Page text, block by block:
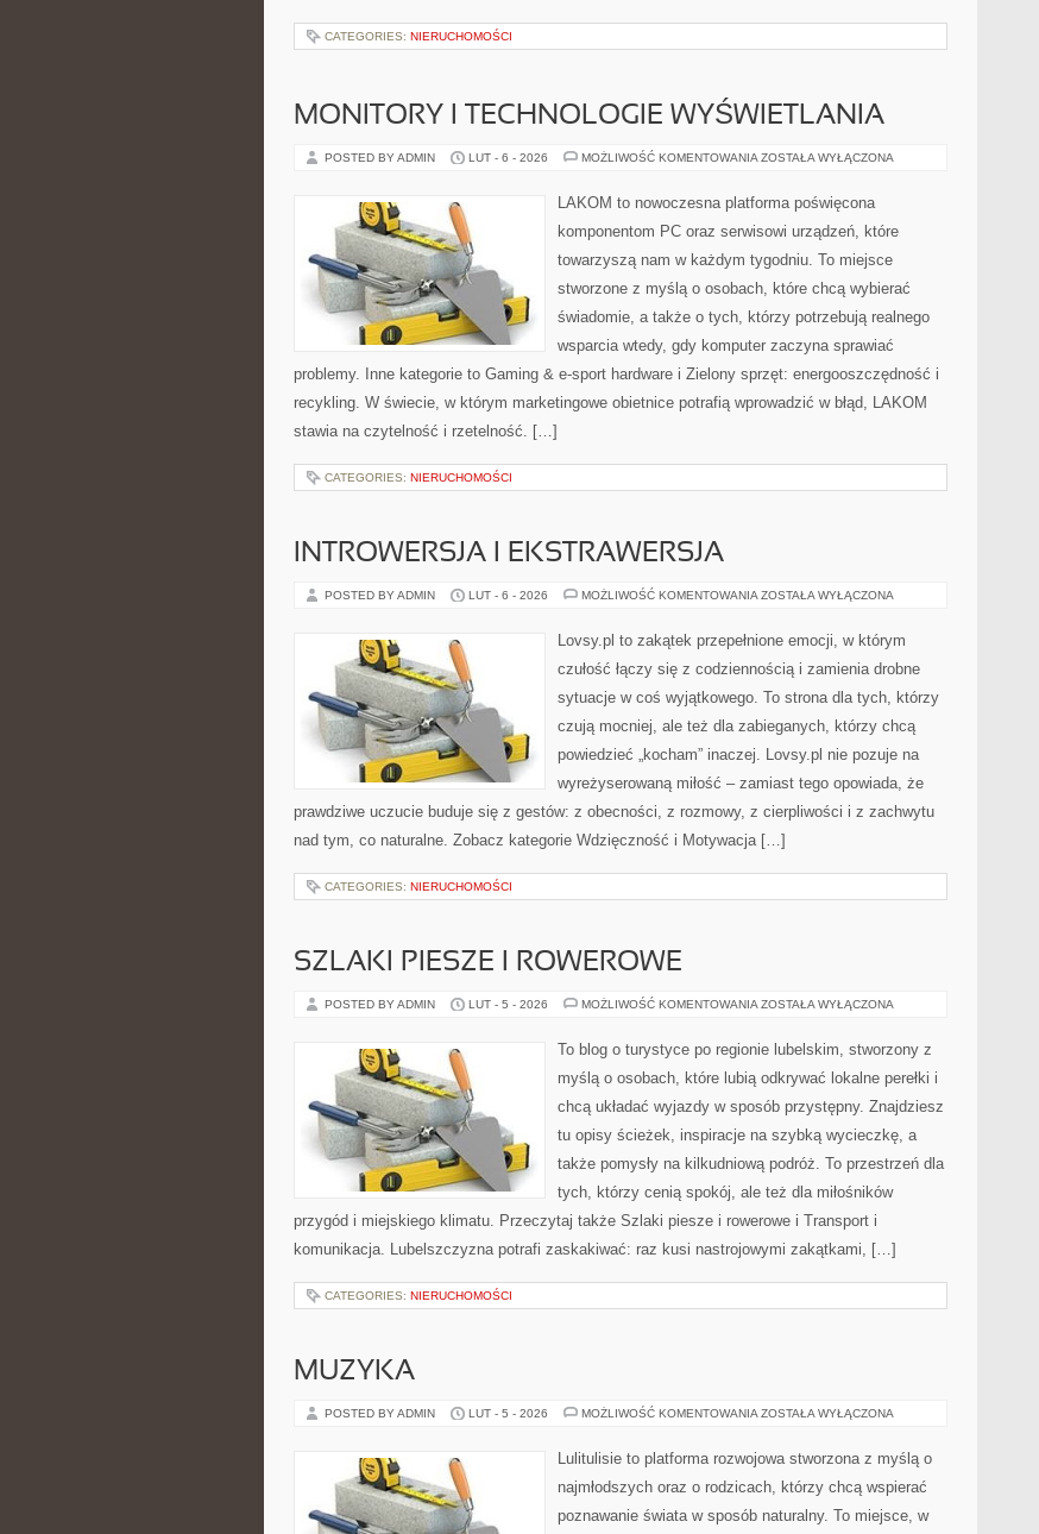
CATEGORIES: NIERUCHOMOŚCI
MONITORY I TECHNOLOGIE WYŚWIETLANIA
POSTED BY ADMIN LUT - 6 - 2026 MOŻLIWOŚĆ KOMENTOWANIA MONITORY
WYŚWIETLANIA
ZOSTAŁA WYŁĄCZONA
LAKOM to nowoczesna platforma poświęcona
komponentom PC oraz serwisowi urządzeń, które
towarzyszą nam w każdym tygodniu. To miejsce
stworzone z myślą o osobach, które chcą wybierać
świadomie, a także o tych, którzy potrzebują realnego
wsparcia wtedy, gdy komputer zaczyna sprawiać
problemy. Inne kategorie to Gaming & e-sport hardware i Zielony sprzęt: energooszczędność i
recykling. W świecie, w którym marketingowe obietnice potrafią wprowadzić w błąd, LAKOM
stawia na czytelność i rzetelność. […]
CATEGORIES: NIERUCHOMOŚCI
INTROWERSJA I EKSTRAWERSJA
POSTED BY ADMIN LUT - 6 - 2026 MOŻLIWOŚĆ KOMENTOWANIA INTROWERSJA
ZOSTAŁA WYŁĄCZONA
Lovsy.pl to zakątek przepełnione emocji, w którym
czułość łączy się z codziennością i zamienia drobne
sytuacje w coś wyjątkowego. To strona dla tych, którzy
czują mocniej, ale też dla zabieganych, którzy chcą
powiedzieć „kocham” inaczej. Lovsy.pl nie pozuje na
wyreżyserowaną miłość – zamiast tego opowiada, że
prawdziwe uczucie buduje się z gestów: z obecności, z rozmowy, z cierpliwości i z zachwytu
nad tym, co naturalne. Zobacz kategorie Wdzięczność i Motywacja […]
CATEGORIES: NIERUCHOMOŚCI
SZLAKI PIESZE I ROWEROWE
POSTED BY ADMIN LUT - 5 - 2026 MOŻLIWOŚĆ KOMENTOWANIA SZLAKI
ROWEROWE
ZOSTAŁA WYŁĄCZONA
To blog o turystyce po regionie lubelskim, stworzony z
myślą o osobach, które lubią odkrywać lokalne perełki i
chcą układać wyjazdy w sposób przystępny. Znajdziesz
tu opisy ścieżek, inspiracje na szybką wycieczkę, a
także pomysły na kilkudniową podróż. To przestrzeń dla
tych, którzy cenią spokój, ale też dla miłośników
przygód i miejskiego klimatu. Przeczytaj także Szlaki piesze i rowerowe i Transport i
komunikacja. Lubelszczyzna potrafi zaskakiwać: raz kusi nastrojowymi zakątkami, […]
CATEGORIES: NIERUCHOMOŚCI
MUZYKA
POSTED BY ADMIN LUT - 5 - 2026 MOŻLIWOŚĆ KOMENTOWANIA MUZYKA
ZOSTAŁA WYŁĄCZONA
Lulitulisie to platforma rozwojowa stworzona z myślą o
najmłodszych oraz o rodzicach, którzy chcą wspierać
poznawanie świata w sposób naturalny. To miejsce, w